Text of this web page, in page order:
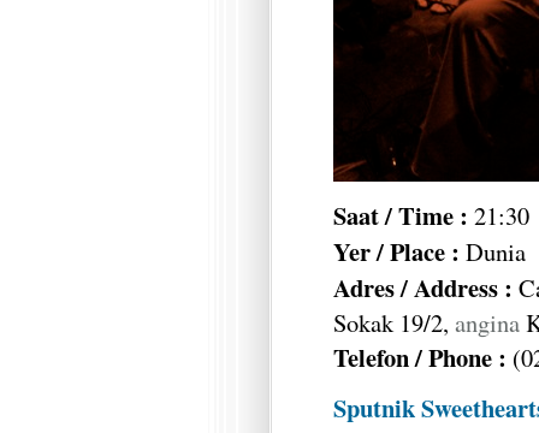
Saat / Time : 21:30
Yer / Place : Dunia
Adres / Address :
Sokak 19/2, angina
Telefon / Phone :
Sputnik